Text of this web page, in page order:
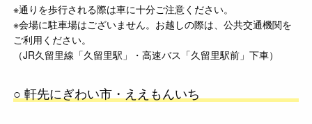
※通りを歩行される際は車に十分ご注意ください。
※会場に駐車場はございません。お越しの際は、公共交通機関を
ご利用ください。
（JR久留里線「久留里駅」・高速バス「久留里駅前」下車）
○ 軒先にぎわい市・ええもんいち